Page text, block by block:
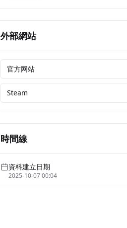
外部網站
官方网站
Steam
時間線
資料建立日期
2025-10-07 00:04